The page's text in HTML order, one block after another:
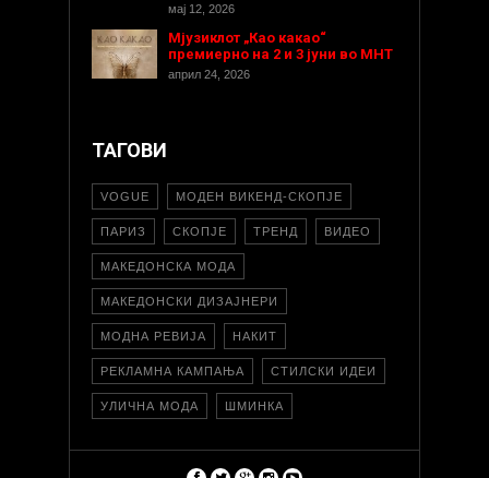
мај 12, 2026
Мјузиклот „Као какао“
премиерно на 2 и 3 јуни во МНТ
април 24, 2026
ТАГОВИ
VOGUE МОДЕН ВИКЕНД-СКОПЈЕ
ПАРИЗ СКОПЈЕ ТРЕНД ВИДЕО
МАКЕДОНСКА МОДА
МАКЕДОНСКИ ДИЗАЈНЕРИ
МОДНА РЕВИЈА НАКИТ
РЕКЛАМНА КАМПАЊА СТИЛСКИ ИДЕИ
УЛИЧНА МОДА ШМИНКА